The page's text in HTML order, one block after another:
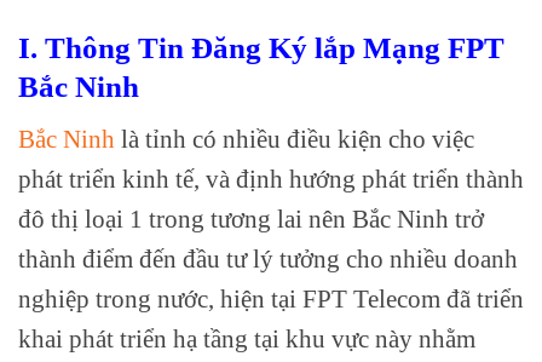
I. Thông Tin Đăng Ký lắp Mạng FPT
Bắc Ninh
Bắc Ninh là tỉnh có nhiều điều kiện cho việc
phát triển kinh tế, và định hướng phát triển thành
đô thị loại 1 trong tương lai nên Bắc Ninh trở
thành điểm đến đầu tư lý tưởng cho nhiều doanh
nghiệp trong nước, hiện tại FPT Telecom đã triển
khai phát triển hạ tầng tại khu vực này nhằm